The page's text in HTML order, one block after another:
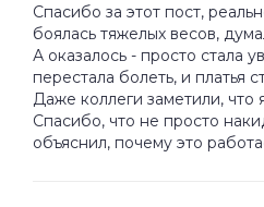
Спасибо за этот пост,
боялась тяжелых весов,
А оказалось - просто стала
перестала болеть, и платья
Даже коллеги заметили, что
Спасибо, что не просто
объяснил, почему это